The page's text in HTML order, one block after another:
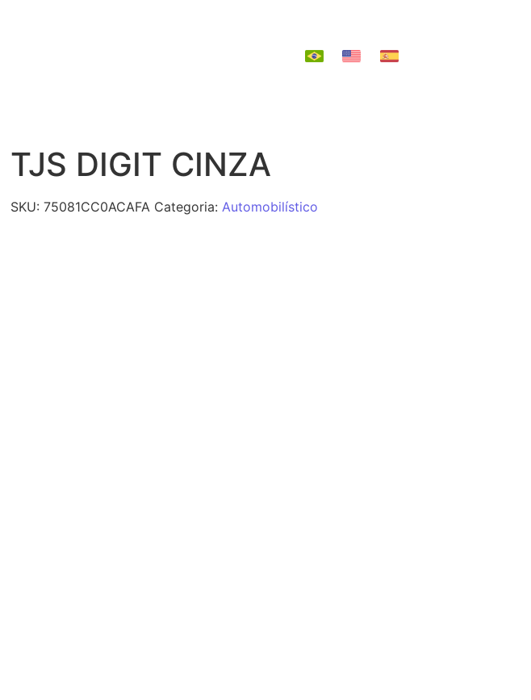
TJS DIGIT CINZA
SKU: 75081CC0ACAFA Categoria: Automobilístico